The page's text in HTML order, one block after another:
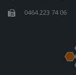
0464 223 74 06